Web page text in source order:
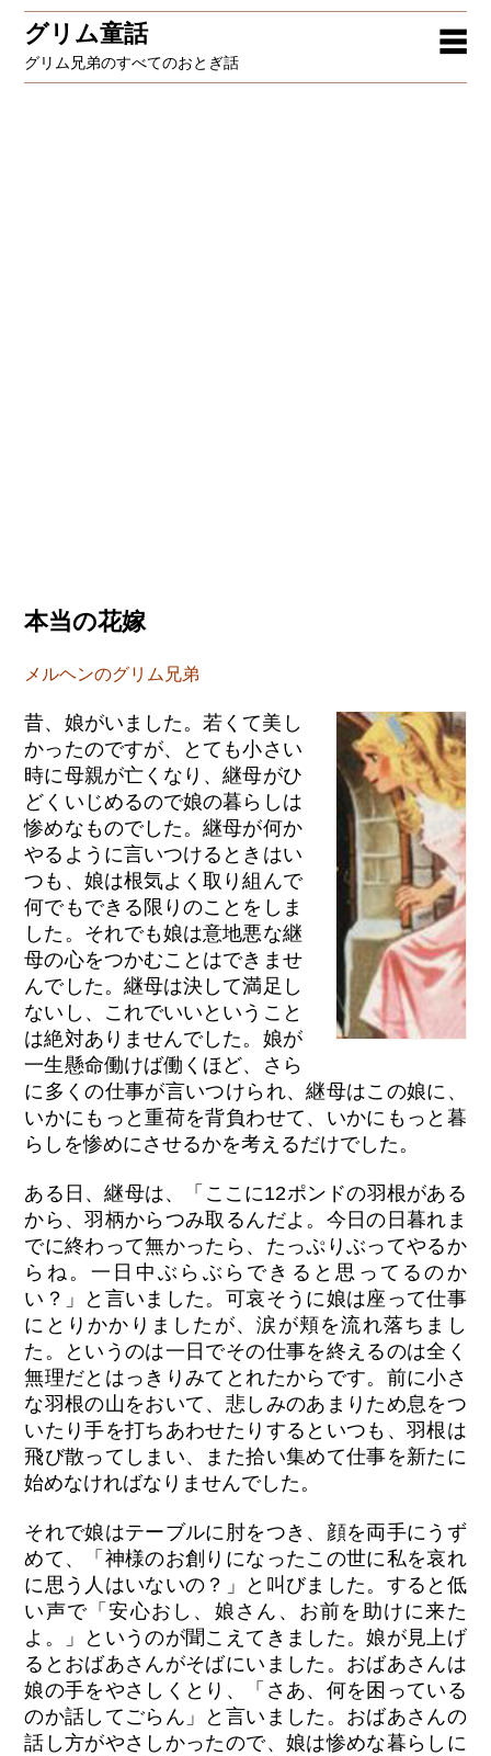
☰
グリム童話
グリム兄弟のすべてのおとぎ話
本当の花嫁
メルヘンのグリム兄弟
昔、娘がいました。若くて美し
かったのですが、とても小さい
時に母親が亡くなり、継母がひ
どくいじめるので娘の暮らしは
惨めなものでした。継母が何か
やるように言いつけるときはい
つも、娘は根気よく取り組んで
何でもできる限りのことをしま
した。それでも娘は意地悪な継
母の心をつかむことはできませ
んでした。継母は決して満足し
ないし、これでいいということ
は絶対ありませんでした。娘が
一生懸命働けば働くほど、さら
に多くの仕事が言いつけられ、継母はこの娘に、
いかにもっと重荷を背負わせて、いかにもっと暮
らしを惨めにさせるかを考えるだけでした。
ある日、継母は、「ここに12ポンドの羽根がある
から、羽柄からつみ取るんだよ。今日の日暮れま
でに終わって無かったら、たっぷりぶってやるか
らね。一日中ぶらぶらできると思ってるのか
い？」と言いました。可哀そうに娘は座って仕事
にとりかかりましたが、涙が頬を流れ落ちまし
た。というのは一日でその仕事を終えるのは全く
無理だとはっきりみてとれたからです。前に小さ
な羽根の山をおいて、悲しみのあまりため息をつ
いたり手を打ちあわせたりするといつも、羽根は
飛び散ってしまい、また拾い集めて仕事を新たに
始めなければなりませんでした。
それで娘はテーブルに肘をつき、顔を両手にうず
めて、「神様のお創りになったこの世に私を哀れ
に思う人はいないの？」と叫びました。すると低
い声で「安心おし、娘さん、お前を助けに来た
よ。」というのが聞こえてきました。娘が見上げ
るとおばあさんがそばにいました。おばあさんは
娘の手をやさしくとり、「さあ、何を困っている
のか話してごらん」と言いました。おばあさんの
話し方がやさしかったので、娘は惨めな暮らしに